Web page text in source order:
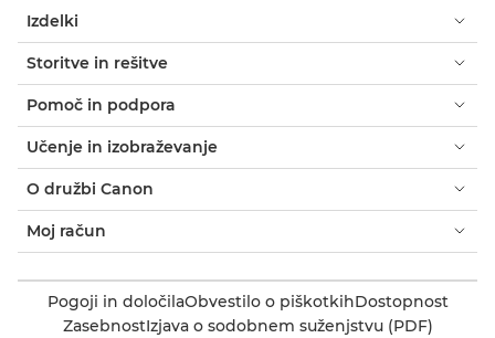
Izdelki
Storitve in rešitve
Pomoč in podpora
Učenje in izobraževanje
O družbi Canon
Moj račun
Pogoji in določilaObvestilo o piškotkihDostopnost
ZasebnostIzjava o sodobnem suženjstvu (PDF)